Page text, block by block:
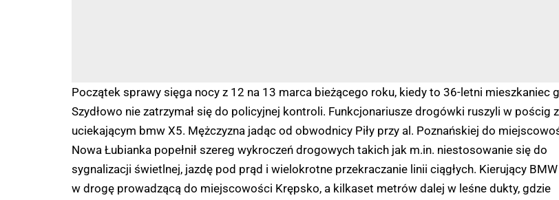
Początek sprawy sięga nocy z 12 na 13 marca bieżącego roku, kiedy to 36-letni mieszkaniec
Szydłowo nie zatrzymał się do policyjnej kontroli. Funkcjonariusze drogówki ruszyli w pościg
uciekającym bmw X5. Mężczyzna jadąc od obwodnicy Piły przy al. Poznańskiej do
Nowa Łubianka popełnił szereg wykroczeń drogowych takich jak m.in. niestosowanie się do
sygnalizacji świetlnej, jazdę pod prąd i wielokrotne przekraczanie linii ciągłych. Kierujący BMW
w drogę prowadzącą do miejscowości Krępsko, a kilkaset metrów dalej w leśne dukty, gdzie